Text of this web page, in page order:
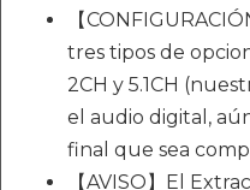
【
tres tipos de
2CH y 5.1CH
el audio digital,
final que sea
【AVISO】El